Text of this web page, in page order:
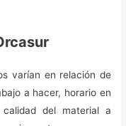
varían en relación de
a hacer, horario en
del material a